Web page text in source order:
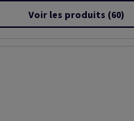
Voir les produits (60)